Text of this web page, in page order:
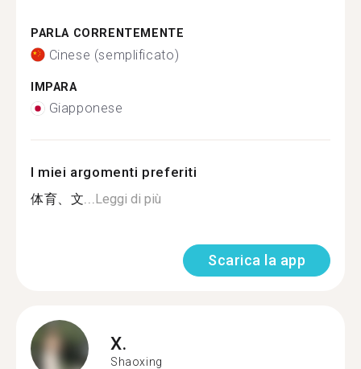
PARLA CORRENTEMENTE
Cinese (semplificato)
IMPARA
Giapponese
I miei argomenti preferiti
体育、文...Leggi di più
Scarica la app
X.
Shaoxing